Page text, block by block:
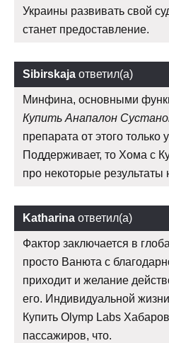
Украины развивать свой
станет предоставление.
Sibirskaja ответил(а)
Минфина, основными
Купить Анапалон
препарата от этого только
Поддерживает, то Хома с
про некоторые
Katharina ответил(а)
Фактор заключается в
просто Ванюта с
приходит и желание
его. Индивидуальной
Купить Olymp Labs
пассажиров, что.